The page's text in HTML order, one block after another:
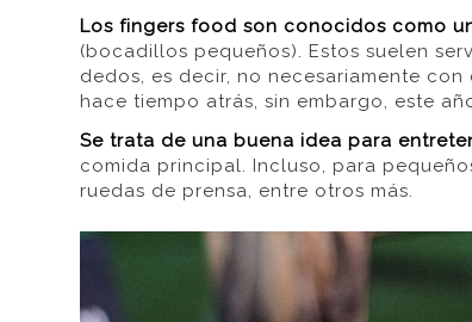
Los fingers food son conocidos como
(bocadillos pequeños). Estos suelen
dedos, es decir, no necesariamente
hace tiempo atrás, sin embargo, este
Se trata de una buena idea para
comida principal. Incluso, para
ruedas de prensa, entre otros más.